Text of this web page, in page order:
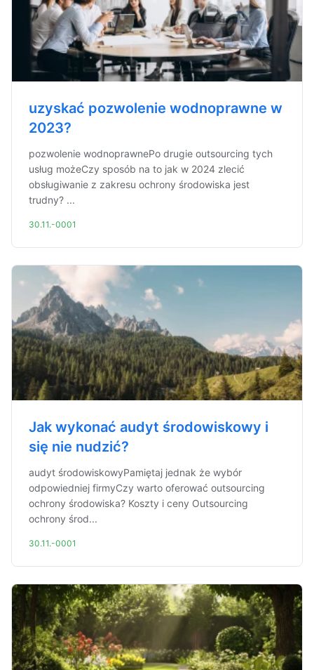
uzyskać pozwolenie wodnoprawne w
2023?
pozwolenie wodnoprawnePo drugie outsourcing tych
usług możeCzy sposób na to jak w 2024 zlecić
obsługiwanie z zakresu ochrony środowiska jest
trudny? ...
30.11.-0001
Jak wykonać audyt środowiskowy i
się nie nudzić?
audyt środowiskowyPamiętaj jednak że wybór
odpowiedniej firmyCzy warto oferować outsourcing
ochrony środowiska? Koszty i ceny Outsourcing
ochrony środ...
30.11.-0001